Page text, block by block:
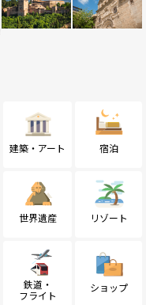
建築・アート 宿泊
世界遺産 リゾート
鉄道・
フライト
ショップ